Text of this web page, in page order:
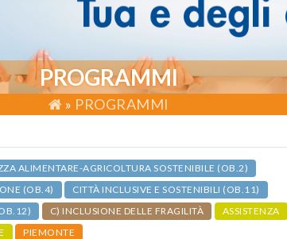
PROGRAMMI
» PROGRAMMI
ALIMENTARE-AGRICOLTURA SOSTENIBILE (OB.2)
(OB.4)
CITTÀ INCLUSIVE E SOSTENIBILI (OB.11)
C) INCLUSIONE DELLE FRAGILITÀ
ASSISTENZA
PIEMONTE